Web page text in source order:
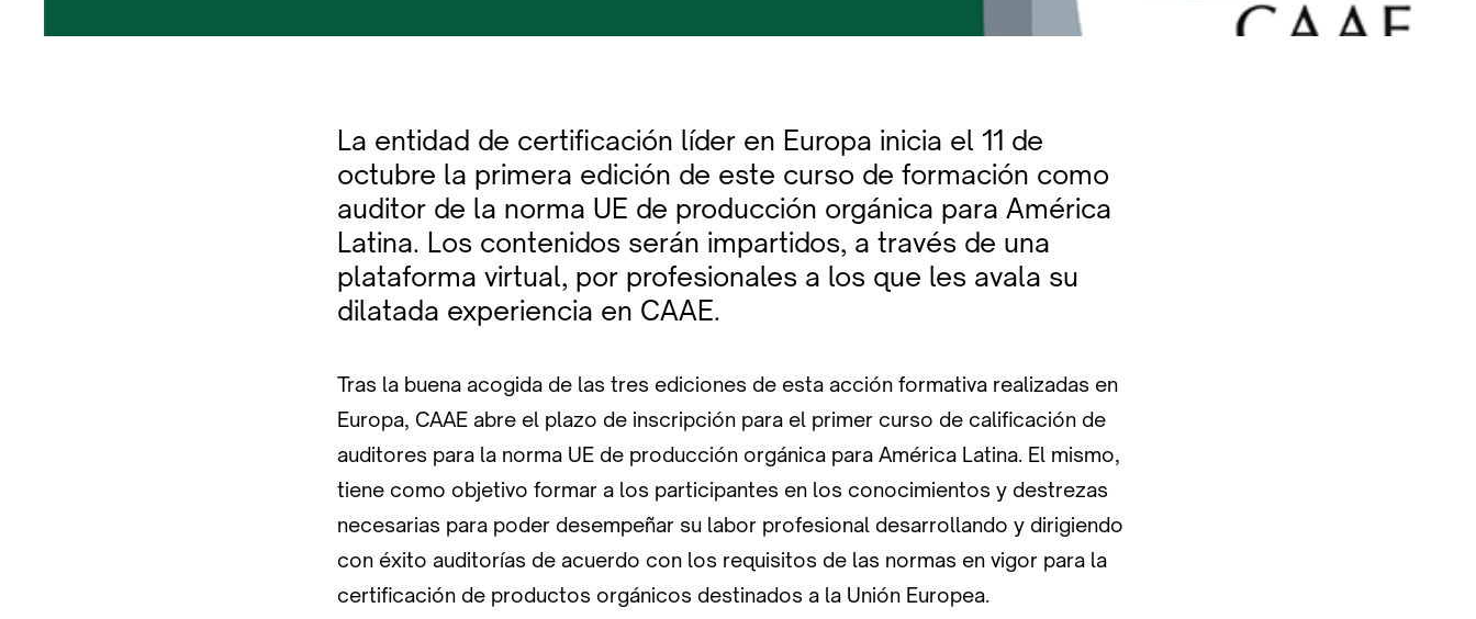
La entidad de certificación líder en Europa inicia el 11 de
octubre la primera edición de este curso de formación como
auditor de la norma UE de producción orgánica para América
Latina. Los contenidos serán impartidos, a través de una
plataforma virtual, por profesionales a los que les avala su
dilatada experiencia en CAAE.
Tras la buena acogida de las tres ediciones de esta acción formativa realizadas en
Europa, CAAE abre el plazo de inscripción para el primer curso de calificación de
auditores para la norma UE de producción orgánica para América Latina. El mismo,
tiene como objetivo formar a los participantes en los conocimientos y destrezas
necesarias para poder desempeñar su labor profesional desarrollando y dirigiendo
con éxito auditorías de acuerdo con los requisitos de las normas en vigor para la
certificación de productos orgánicos destinados a la Unión Europea.